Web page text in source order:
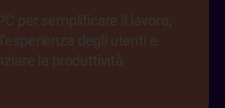
per semplificare il lavoro,
degli utenti e
la produttività